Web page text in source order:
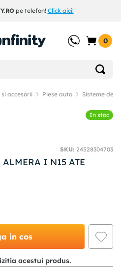
pe telefon! Click aici!
0
accesorii Piese auto Sisteme de
In stoc
SKU: 24528304703
I N15 ATE
in cos
acestui produs.